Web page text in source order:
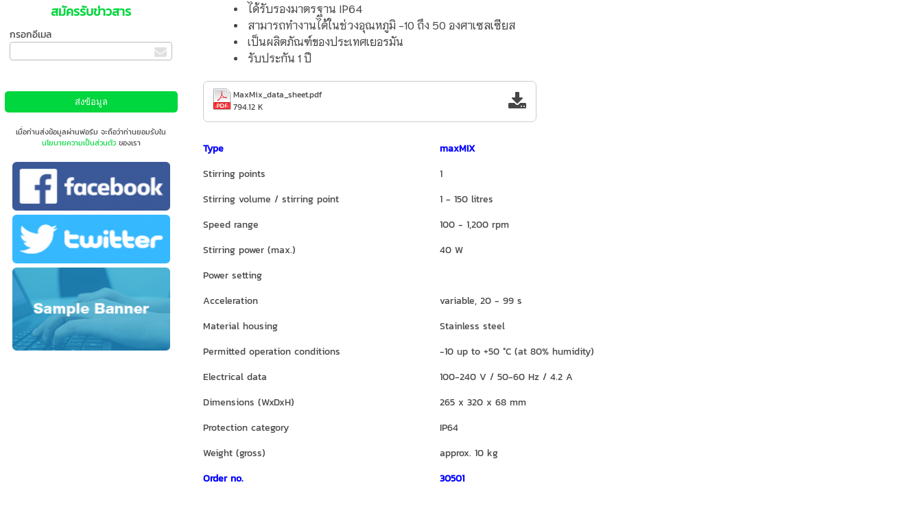
สมัครรับข่าวสาร
กรอกอีเมล
เมื่อท่านส่งข้อมูลผ่านฟอร์ม จะถือว่าท่านยอมรับใน
นโยบายความเป็นส่วนตัวของเรา
ได้รับรองมาตรฐาน IP64
สามารถทำงานได้ในช่วงอุณหภูมิ -10 ถึง 50 องศาเซลเซียส
เป็นผลิตภัณฑ์ของประเทศเยอรมัน
รับประกัน 1 ปี
MaxMix_data_sheet.pdf
794.12 K
Type
maxMIX
Stirring points
1
Stirring volume / stirring point
1 - 150 litres
Speed range
100 - 1,200 rpm
Stirring power (max.)
40 W
Power setting
Acceleration
variable, 20 - 99 s
Material housing
Stainless steel
Permitted operation conditions
-10 up to +50 °C (at 80% humidity)
Electrical data
100-240 V / 50-60 Hz / 4.2 A
Dimensions (WxDxH)
265 x 320 x 68 mm
Protection category
IP64
Weight (gross)
approx. 10 kg
Order no.
30501